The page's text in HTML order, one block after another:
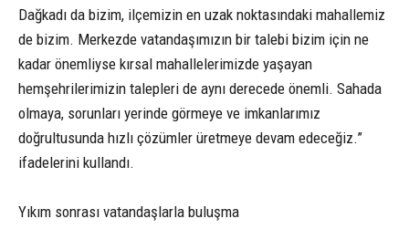
Dağkadı da bizim, ilçemizin en uzak noktasındaki mahallemiz
de bizim. Merkezde vatandaşımızın bir talebi bizim için ne
kadar önemliyse kırsal mahallelerimizde yaşayan
hemşehrilerimizin talepleri de aynı derecede önemli. Sahada
olmaya, sorunları yerinde görmeye ve imkanlarımız
doğrultusunda hızlı çözümler üretmeye devam edeceğiz.”
ifadelerini kullandı.
Yıkım sonrası vatandaşlarla buluşma